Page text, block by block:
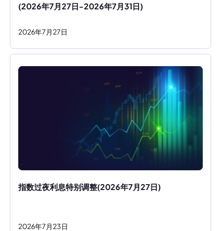
(2026年7月27日-2026年7月31日)
2026年7 月 27日
指数过夜利息特别调整(2026年7月27日)
2026年7 月 23日